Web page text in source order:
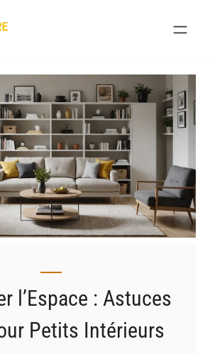
l’Espace : Astuces
Petits Intérieurs